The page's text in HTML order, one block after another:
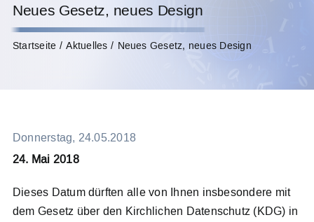
Über uns
Infothek
Meldesystem
Neues Gesetz, neues Design
Startseite Aktuelles Neues Gesetz, neues Design
Donnerstag, 24.05.2018
24. Mai 2018
Dieses Datum dürften alle von Ihnen insbesondere mit
dem Gesetz über den Kirchlichen Datenschutz (KDG) in